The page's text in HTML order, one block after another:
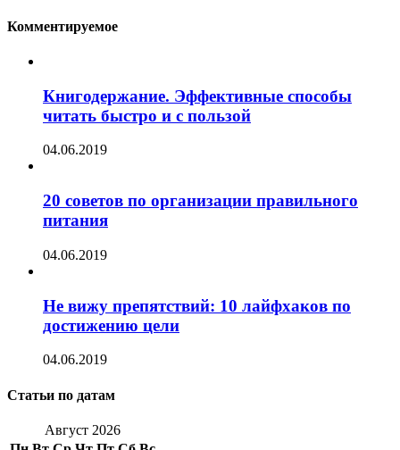
Комментируемое
Книгодержание. Эффективные способы
читать быстро и с пользой
04.06.2019
20 советов по организации правильного
питания
04.06.2019
Не вижу препятствий: 10 лайфхаков по
достижению цели
04.06.2019
Статьи по датам
Август 2026